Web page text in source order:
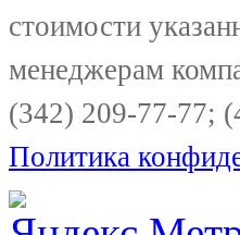
стоимости
менеджерам
(342) 209-77-77;
Политика